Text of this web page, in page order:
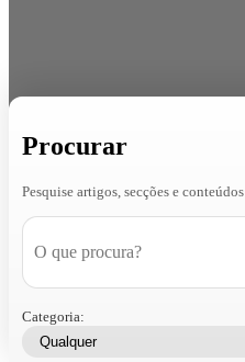
Procurar
Pesquise artigos, secções e conteúdos
Categoria: